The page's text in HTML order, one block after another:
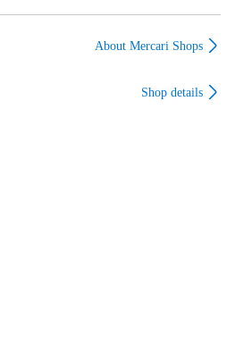
W24/Sサイズ相当 イ
【1606110083828】
About Mercari Shops
Shop details